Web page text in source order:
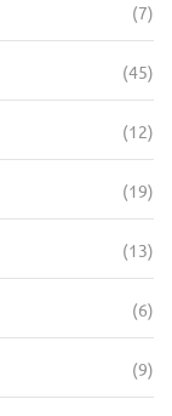
(7)
(45)
(12)
(19)
(13)
(6)
(9)